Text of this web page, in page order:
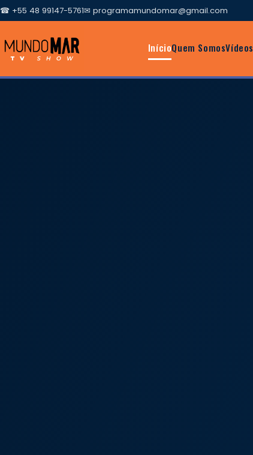
☎ +55 48 99147-5761✉ programamundomar@gmail.com
InícioQuem SomosVídeos